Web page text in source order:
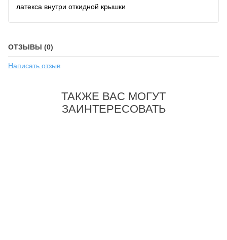
латекса внутри откидной крышки
ОТЗЫВЫ (0)
Написать отзыв
ТАКЖЕ ВАС МОГУТ
ЗАИНТЕРЕСОВАТЬ